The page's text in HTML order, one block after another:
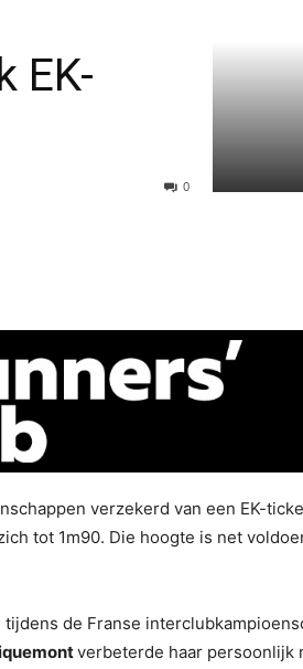
EK-
0
verzekerd van een EK-
tot 1m90. Die hoogte is net
de Franse
verbeterde haar persoonlijk